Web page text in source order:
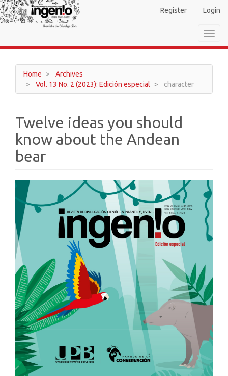
Main
Navigation
Main
Sidebar
Register Login
Home
Archives
Vol. 13 No. 2 (2023): Edición especial
character
Twelve ideas you should
know about the Andean
bear
Article
Sidebar